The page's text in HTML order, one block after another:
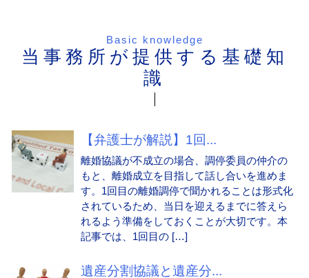
Basic knowledge
当事務所が提供する基礎知
識
【弁護士が解説】1回...
離婚協議が不成立の場合、調停委員の仲介の
もと、離婚成立を目指して話し合いを進めま
す。1回目の離婚調停で聞かれることは形式化
されているため、当日を迎えるまでに答えら
れるよう準備をしておくことが大切です。本
記事では、1回目の […]
遺産分割協議と遺産分...